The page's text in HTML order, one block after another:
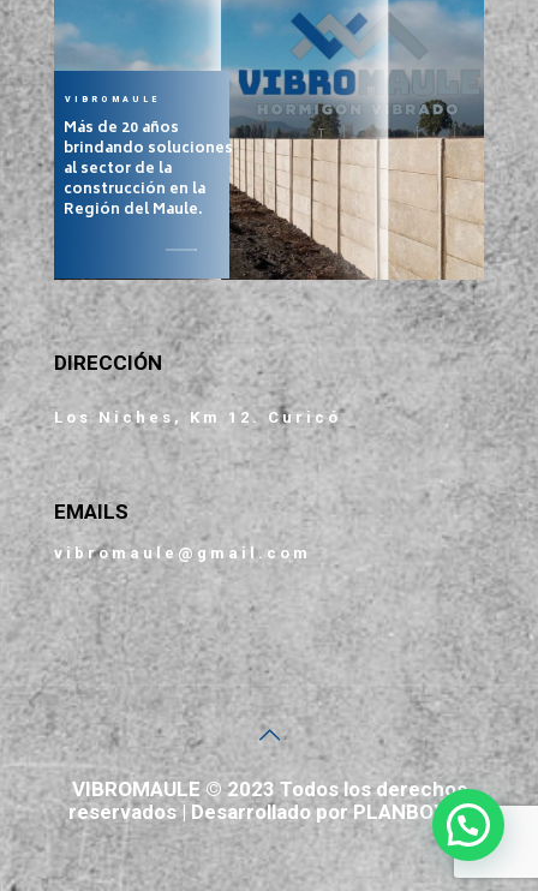
VIBROMAULE
Más de 20 años
brindando soluciones
al sector de la
construcción en la
Región del Maule.
DIRECCIÓN
Los Niches, Km 12. Curicó
EMAILS
vibromaule@gmail.com
VIBROMAULE © 2023 Todos los derechos
reservados | Desarrollado por PLANBOX.cl